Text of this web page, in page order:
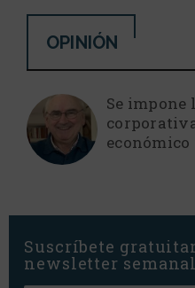
OPINIÓN
Se impone
Suscríbete
newsletter semanal